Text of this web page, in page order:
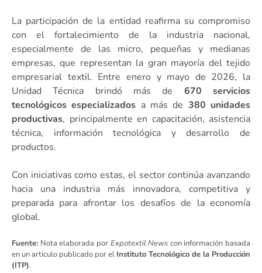
La participación de la entidad reafirma su compromiso
con el fortalecimiento de la industria nacional,
especialmente de las micro, pequeñas y medianas
empresas, que representan la gran mayoría del tejido
empresarial textil. Entre enero y mayo de 2026, la
Unidad Técnica brindó más de 670 servicios
tecnológicos especializados a más de 380 unidades
productivas, principalmente en capacitación, asistencia
técnica, información tecnológica y desarrollo de
productos.
Con iniciativas como estas, el sector continúa avanzando
hacia una industria más innovadora, competitiva y
preparada para afrontar los desafíos de la economía
global.
Fuente: Nota elaborada por Expotextil News con información basada
en un artículo publicado por el Instituto Tecnológico de la Producción
(ITP).